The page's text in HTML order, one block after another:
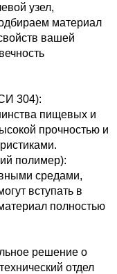
узел,
материал
вашей
304):
пищевых и
прочностью и
полимер):
средами,
вступать в
полностью
решение о
отдел